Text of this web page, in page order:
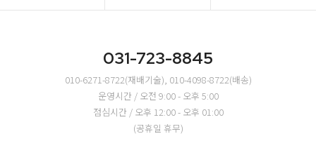
031-723-8845
010-6271-8722(재배기술), 010-4098-8722(배송)
운영시간 / 오전 9:00 - 오후 5:00
점심시간 / 오후 12:00 - 오후 01:00
(공휴일 휴무)